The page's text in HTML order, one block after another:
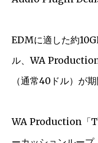
EDMに適した約
ル、WA
（通常40ドル）が
WA Production「